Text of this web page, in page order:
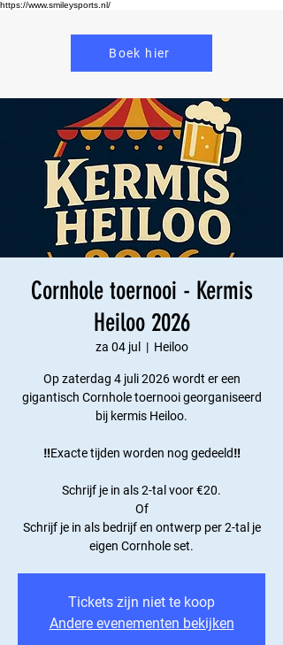
https://www.smileysports.nl/
Boek hier
Cornhole toernooi - Kermis
Heiloo 2026
za 04 jul
  |
Heiloo
Op zaterdag 4 juli 2026 wordt er een
gigantisch Cornhole toernooi georganiseerd
bij kermis Heiloo.
‼️Exacte tijden worden nog gedeeld‼️
Schrijf je in als 2-tal voor €20.
Of
Schrijf je in als bedrijf en ontwerp per 2-tal je
eigen Cornhole set.
Tickets zijn niet te koop
Andere evenementen bekijken